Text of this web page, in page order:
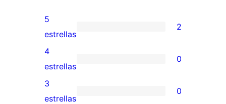
2
valoraciones
de
5
estrellas
5
estrellas
2
0
valoraciones
de
4
estrellas
0
0
3
estrellas
0